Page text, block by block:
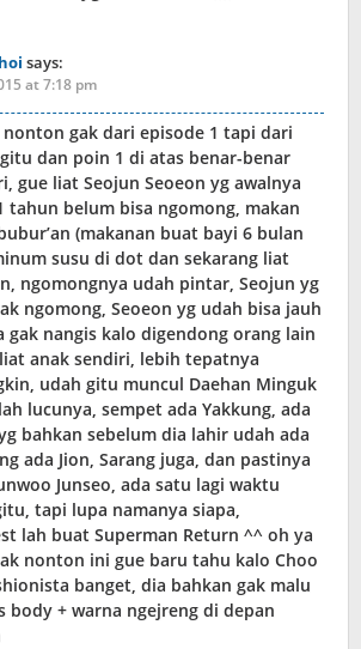
says:
at 7:18 pm
gak dari episode 1 tapi dari
dan poin 1 di atas benar-benar
gue liat Seojun Seoeon yg awalnya
tahun belum bisa ngomong, makan
(makanan buat bayi 6 bulan
susu di dot dan sekarang liat
ngomongnya udah pintar, Seojun yg
ngomong, Seoeon yg udah bisa jauh
nangis kalo digendong orang lain
anak sendiri, lebih tepatnya
udah gitu muncul Daehan Minguk
lucunya, sempet ada Yakkung, ada
bahkan sebelum dia lahir udah ada
ada Jion, Sarang juga, dan pastinya
Junseo, ada satu lagi waktu
tapi lupa namanya siapa,
lah buat Superman Return ^^ oh ya
nonton ini gue baru tahu kalo Choo
banget, dia bahkan gak malu
body + warna ngejreng di depan